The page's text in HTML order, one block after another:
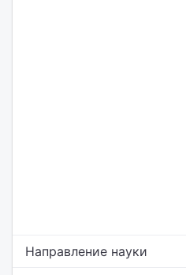
Направление науки